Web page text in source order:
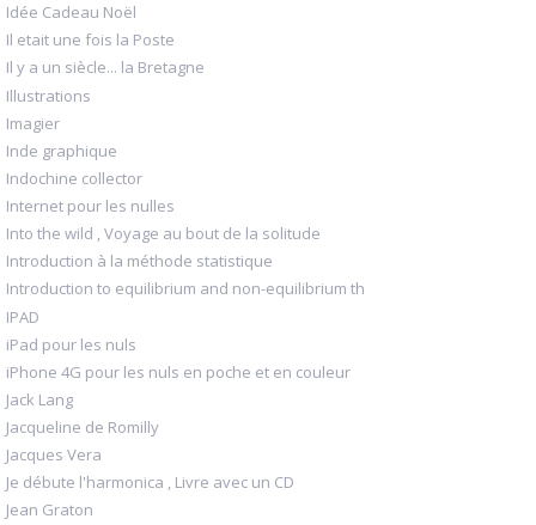
Idée Cadeau Noël
Il etait une fois la Poste
Il y a un siècle... la Bretagne
Illustrations
Imagier
Inde graphique
Indochine collector
Internet pour les nulles
Into the wild , Voyage au bout de la solitude
Introduction à la méthode statistique
Introduction to equilibrium and non-equilibrium th
IPAD
iPad pour les nuls
iPhone 4G pour les nuls en poche et en couleur
Jack Lang
Jacqueline de Romilly
Jacques Vera
Je débute l'harmonica , Livre avec un CD
Jean Graton